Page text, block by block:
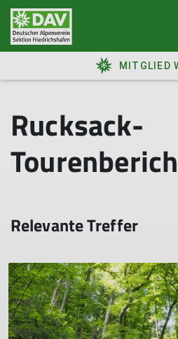
MITGLIED
Rucksack-
Relevante Treffer